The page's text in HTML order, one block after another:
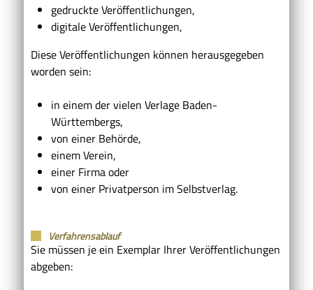
gedruckte Veröffentlichungen,
digitale Veröffentlichungen,
Diese Veröffentlichungen können herausgegeben
worden sein:
in einem der vielen Verlage Baden-
Württembergs,
von einer Behörde,
einem Verein,
einer Firma oder
von einer Privatperson im Selbstverlag.
Verfahrensablauf
Sie müssen je ein Exemplar Ihrer Veröffentlichungen
abgeben: